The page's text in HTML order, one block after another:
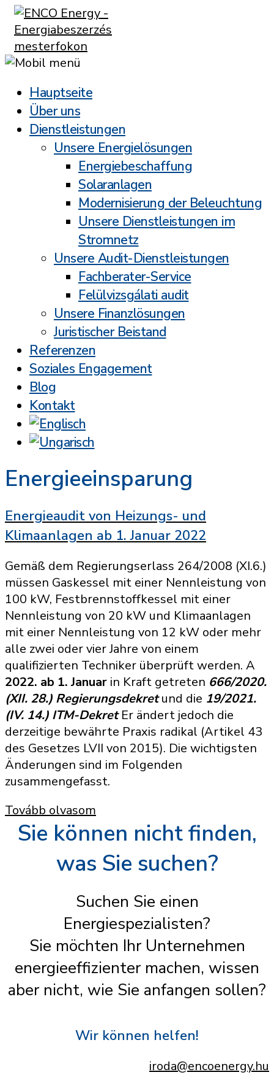
Hauptseite
Über uns
Dienstleistungen
Unsere Energielösungen
Energiebeschaffung
Solaranlagen
Modernisierung der Beleuchtung
Unsere Dienstleistungen im
Stromnetz
Unsere Audit-Dienstleistungen
Fachberater-Service
Felülvizsgálati audit
Unsere Finanzlösungen
Juristischer Beistand
Referenzen
Soziales Engagement
Blog
Kontakt
Energieeinsparung
Energieaudit von Heizungs- und
Klimaanlagen ab 1. Januar 2022
Gemäß dem Regierungserlass 264/2008 (XI.6.)
müssen Gaskessel mit einer Nennleistung von
100 kW, Festbrennstoffkessel mit einer
Nennleistung von 20 kW und Klimaanlagen
mit einer Nennleistung von 12 kW oder mehr
alle zwei oder vier Jahre von einem
qualifizierten Techniker überprüft werden. A
2022. ab 1. Januar in Kraft getreten 666/2020.
(XII. 28.) Regierungsdekretund die 19/2021.
(IV. 14.) ITM-DekretEr ändert jedoch die
derzeitige bewährte Praxis radikal (Artikel 43
des Gesetzes LVII von 2015). Die wichtigsten
Änderungen sind im Folgenden
zusammengefasst.
Tovább olvasom
Sie können nicht finden,
was Sie suchen?
Suchen Sie einen
Energiespezialisten?
Sie möchten Ihr Unternehmen
energieeffizienter machen, wissen
aber nicht, wie Sie anfangen sollen?
Wir können helfen!
iroda@encoenergy.hu